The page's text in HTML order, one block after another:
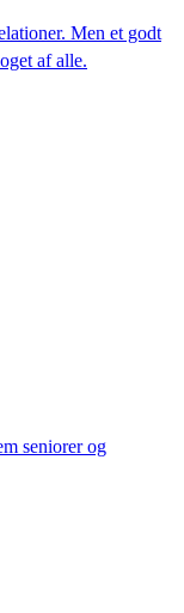
Men et godt
af alle.
seniorer og